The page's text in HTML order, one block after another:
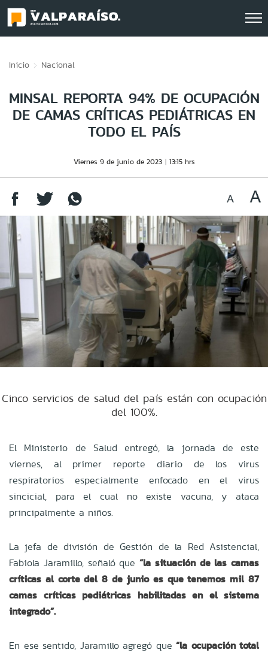
Inicio Nacional
MINSAL REPORTA 94% DE OCUPACIÓN
DE CAMAS CRÍTICAS PEDIÁTRICAS EN
TODO EL PAÍS
Viernes 9 de junio de 2023 13:15 hrs
Cinco servicios de salud del país están con ocupación
del 100%.
El Ministerio de Salud entregó, la jornada de este
viernes, al primer reporte diario de los virus
respiratorios especialmente enfocado en el virus
sincicial, para el cual no existe vacuna, y ataca
principalmente a niños.
La jefa de división de Gestión de la Red Asistencial,
Fabiola Jaramillo, señaló que “la situación de las camas
críticas al corte del 8 de junio es que tenemos mil 87
camas críticas pediátricas habilitadas en el sistema
integrado”.
En ese sentido, Jaramillo agregó que “la ocupación total